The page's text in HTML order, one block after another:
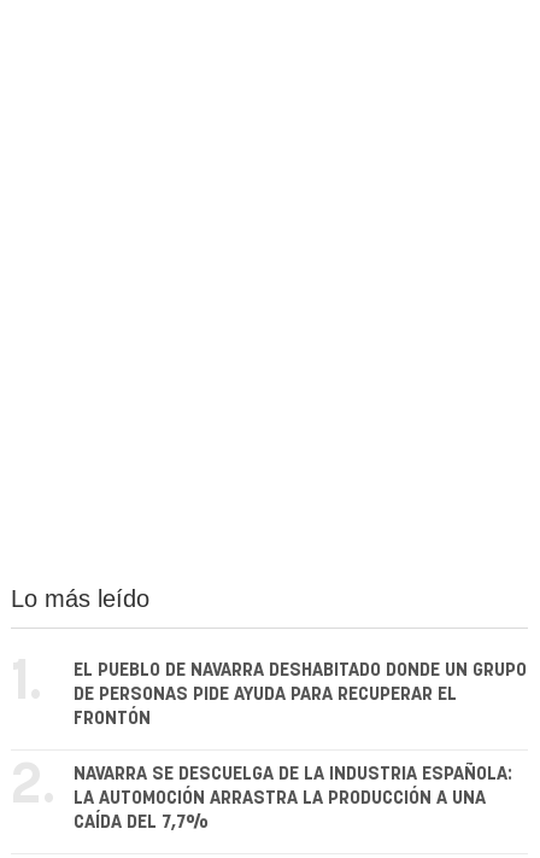
Lo más leído
1.
EL PUEBLO DE NAVARRA DESHABITADO DONDE UN GRUPO
DE PERSONAS PIDE AYUDA PARA RECUPERAR EL
FRONTÓN
2.
NAVARRA SE DESCUELGA DE LA INDUSTRIA ESPAÑOLA:
LA AUTOMOCIÓN ARRASTRA LA PRODUCCIÓN A UNA
CAÍDA DEL 7,7%